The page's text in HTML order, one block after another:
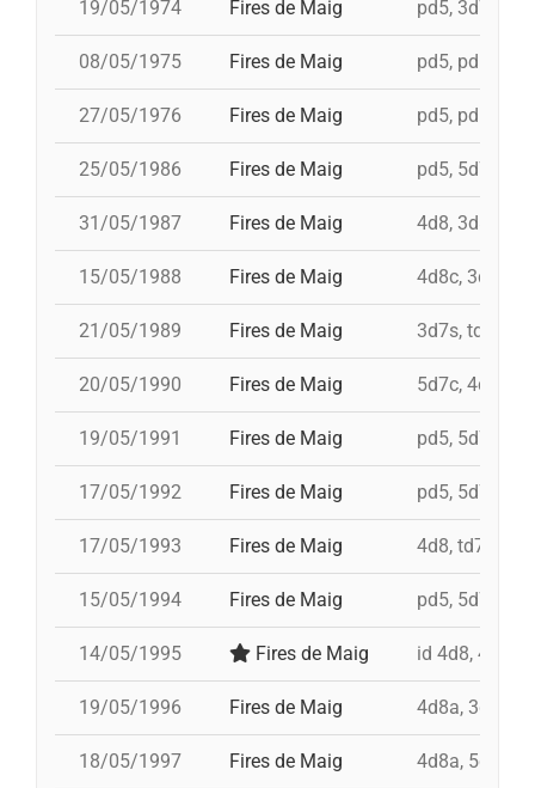
19/05/1974 Fires de Maig pd5, 3d7,
08/05/1975 Fires de Maig pd5, pd5,
27/05/1976 Fires de Maig pd5, pd5,
25/05/1986 Fires de Maig pd5, 5d7,
31/05/1987 Fires de Maig 4d8, 3d8,
15/05/1988 Fires de Maig 4d8c, 3d8c,
21/05/1989 Fires de Maig 3d7s, td7, 4d8
20/05/1990 Fires de Maig 5d7c, 4d8, i
19/05/1991 Fires de Maig pd5, 5d7,
17/05/1992 Fires de Maig pd5, 5d7,
17/05/1993 Fires de Maig 4d8, td7, 5d7,
15/05/1994 Fires de Maig pd5, 5d7, td7,
14/05/1995 Fires de Maig id 4d8, 4d8,
19/05/1996 Fires de Maig 4d8a, 3d8,
18/05/1997 Fires de Maig 4d8a, 5d8,